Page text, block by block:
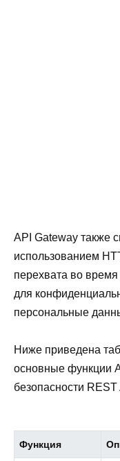
API Gateway также
использованием
перехвата во
для
персональные
Ниже приведена
основные функции
безопасности REST
Функция